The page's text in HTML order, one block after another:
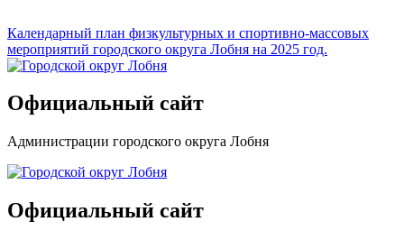
Календарный план физкультурных и спортивно-массовых
мероприятий городского округа Лобня на 2025 год.
Официальный сайт
Администрации городского округа Лобня
Официальный сайт